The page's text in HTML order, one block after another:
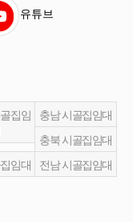
유튜브
집임 충남 시골집임대
충북 시골집임대
임대 전남 시골집임대